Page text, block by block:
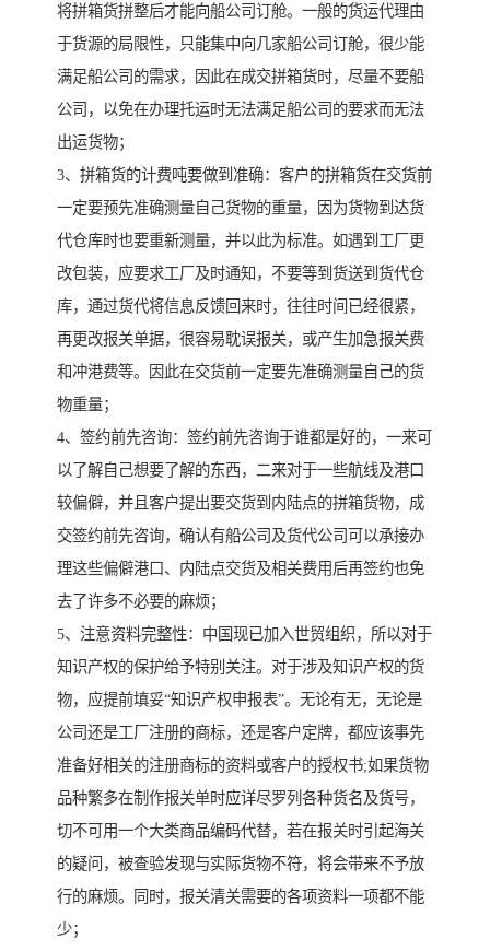
将拼箱货拼整后才能向船公司订舱。一般的货运代理由
于货源的局限性，只能集中向几家船公司订舱，很少能
满足船公司的需求，因此在成交拼箱货时，尽量不要船
公司，以免在办理托运时无法满足船公司的要求而无法
出运货物；
3、拼箱货的计费吨要做到准确：客户的拼箱货在交货前
一定要预先准确测量自己货物的重量，因为货物到达货
代仓库时也要重新测量，并以此为标准。如遇到工厂更
改包装，应要求工厂及时通知，不要等到货送到货代仓
库，通过货代将信息反馈回来时，往往时间已经很紧，
再更改报关单据，很容易耽误报关，或产生加急报关费
和冲港费等。因此在交货前一定要先准确测量自己的货
物重量；
4、签约前先咨询：签约前先咨询于谁都是好的，一来可
以了解自己想要了解的东西，二来对于一些航线及港口
较偏僻，并且客户提出要交货到内陆点的拼箱货物，成
交签约前先咨询，确认有船公司及货代公司可以承接办
理这些偏僻港口、内陆点交货及相关费用后再签约也免
去了许多不必要的麻烦；
5、注意资料完整性：中国现已加入世贸组织，所以对于
知识产权的保护给予特别关注。对于涉及知识产权的货
物，应提前填妥“知识产权申报表”。无论有无，无论是
公司还是工厂注册的商标，还是客户定牌，都应该事先
准备好相关的注册商标的资料或客户的授权书;如果货物
品种繁多在制作报关单时应详尽罗列各种货名及货号，
切不可用一个大类商品编码代替，若在报关时引起海关
的疑问，被查验发现与实际货物不符，将会带来不予放
行的麻烦。同时，报关清关需要的各项资料一项都不能
少；